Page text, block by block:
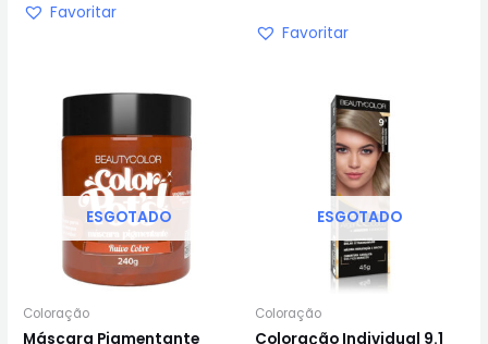
Favoritar
Favoritar
ESGOTADO
Coloração
Máscara Pigmentante
ESGOTADO
Coloração
Coloração Individual 9.1